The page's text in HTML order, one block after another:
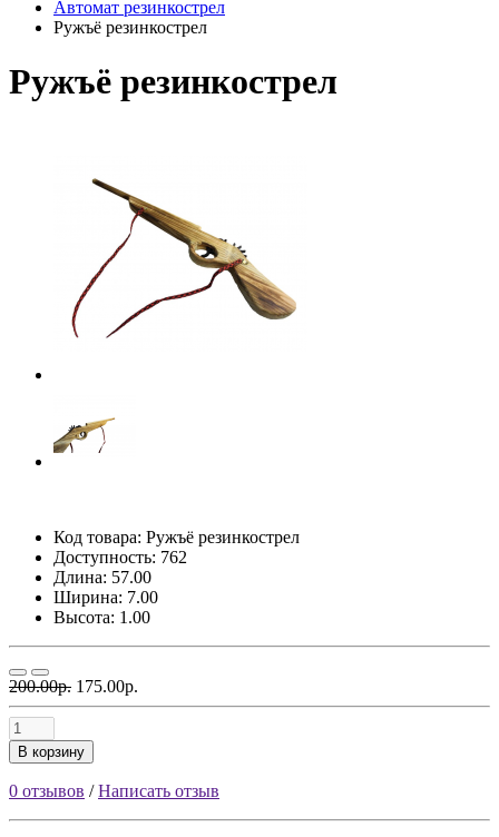
Автомат резинкострел
Ружъё резинкострел
Ружъё резинкострел
Код товара: Ружъё резинкострел
Доступность: 762
Длина: 57.00
Ширина: 7.00
Высота: 1.00
200.00р. 175.00р.
В корзину
0 отзывов /Написать отзыв